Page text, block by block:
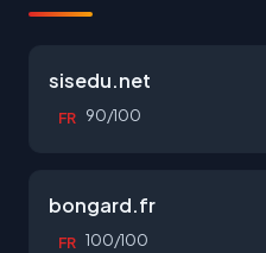
sisedu.net
FR 90/100
bongard.fr
FR 100/100